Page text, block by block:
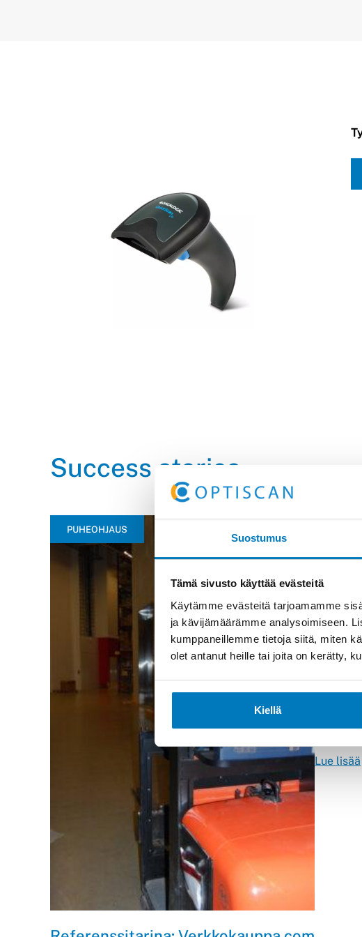
Suostumus
Tämä sivusto käyttää evästeitä
Käytämme evästeitä tarjoamamme
ja kävijämäärämme analysoimiseen.
kumppaneillemme tietoja siitä, miten
olet antanut heille tai joita on kerätty,
Kiellä
Success stories
PUHEOHJAUS
Lue lisää